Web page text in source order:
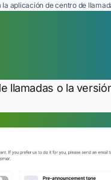
la aplicación de centro de
llamadas o la